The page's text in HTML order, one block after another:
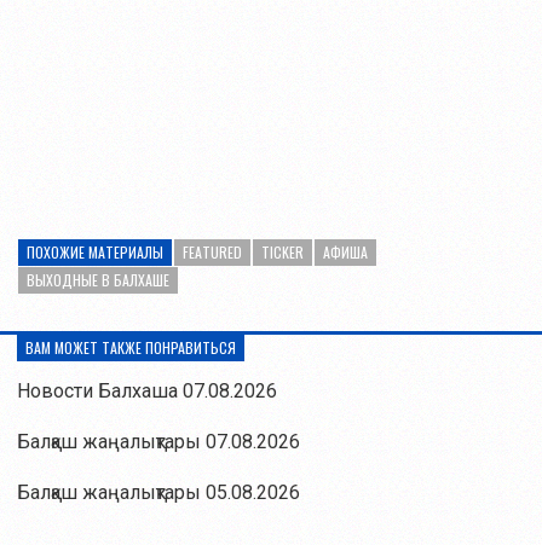
ПОХОЖИЕ МАТЕРИАЛЫ FEATURED TICKER
АФИША
ВЫХОДНЫЕ В БАЛХАШЕ
ВАМ МОЖЕТ ТАКЖЕ ПОНРАВИТЬСЯ
Новости Балхаша 07.08.2026
Балқаш жаңалықтары 07.08.2026
Балқаш жаңалықтары 05.08.2026